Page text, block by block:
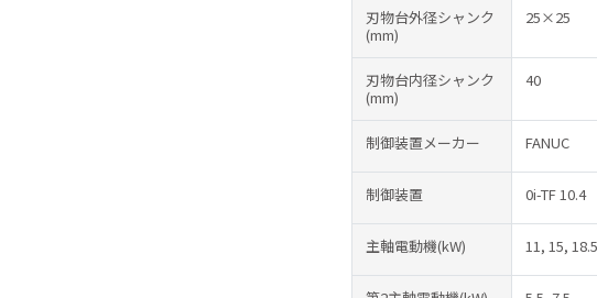
刃物台外径シャンク
(mm)
25×25
刃物台内径シャンク
(mm)
40
制御装置メーカー FANUC
制御装置 0i-TF 10.4
主軸電動機(kW) 11, 15, 18.5